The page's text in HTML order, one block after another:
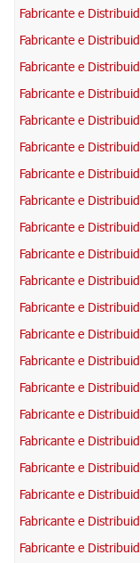
Fabricante e
Fabricante e
Fabricante e
Fabricante e
Fabricante e
Fabricante e
Fabricante e
Fabricante e
Fabricante e
Fabricante e
Fabricante e
Fabricante e
Fabricante e
Fabricante e
Fabricante e
Fabricante e
Fabricante e
Fabricante e
Fabricante e
Fabricante e
Fabricante e